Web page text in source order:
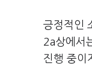
긍정적인
2a상에서
진행 중이